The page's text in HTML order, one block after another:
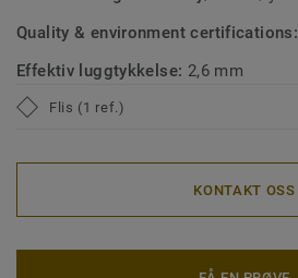
Quality & environment certifications:
Effektiv luggtykkelse: 2,6 mm
Flis (1 ref.)
KONTAKT OSS